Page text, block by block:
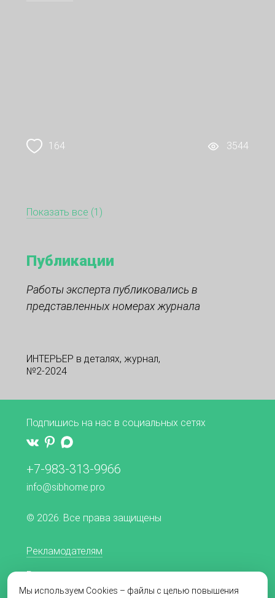
164 3544
Показать все (1)
Публикации
Работы эксперта публиковались в
представленных номерах журнала
ИНТЕРЬЕР в деталях, журнал,
№2-2024
Подпишись на нас в социальных сетях
+7-983-313-9966
info@sibhome.pro
© 2026. Все права защищены
Рекламодателям
Редакционная политика
Мы используем Cookies – файлы с целью повышения